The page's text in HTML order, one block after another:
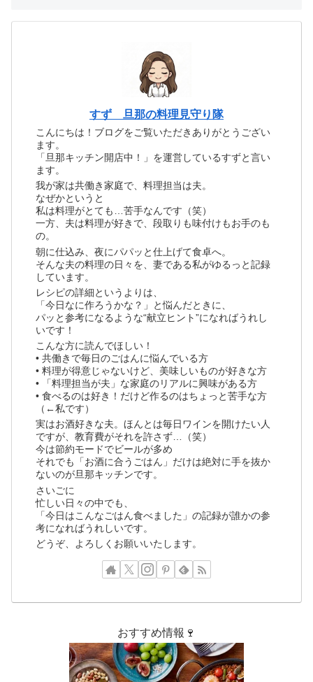
すず 旦那の料理見守り隊
こんにちは！ブログをご覧いただきありがとうござい
ます。
「旦那キッチン開店中！」を運営しているすずと言い
ます。
我が家は共働き家庭で、料理担当は夫。
なぜかというと
私は料理がとても…苦手なんです（笑）
一方、夫は料理が好きで、段取りも味付けもお手のも
の。
朝に仕込み、夜にパパッと仕上げて食卓へ。
そんな夫の料理の日々を、妻である私がゆるっと記録
しています。
レシピの詳細というよりは、
「今日なに作ろうかな？」と悩んだときに、
パッと参考になるような“献立ヒント”になればうれし
いです！
こんな方に読んでほしい！
• 共働きで毎日のごはんに悩んでいる方
• 料理が得意じゃないけど、美味しいものが好きな方
• 「料理担当が夫」な家庭のリアルに興味がある方
• 食べるのは好き！だけど作るのはちょっと苦手な方
（←私です）
実はお酒好きな夫。ほんとは毎日ワインを開けたい人
ですが、教育費がそれを許さず…（笑）
今は節約モードでビールが多め
それでも「お酒に合うごはん」だけは絶対に手を抜か
ないのが旦那キッチンです。
さいごに
忙しい日々の中でも、
「今日はこんなごはん食べました」の記録が誰かの参
考になればうれしいです。
どうぞ、よろしくお願いいたします。
おすすめ情報🍷